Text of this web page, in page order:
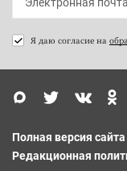
Я даю согласие на
Полная версия сайта
Редакционная